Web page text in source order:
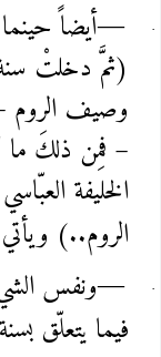
—
(ثمَّ دخلتْ سنة
وصيف الروم
– فمِن ذلكَ ما
الخليفة
الروم..) ويأتي
—
فيما يتعلّق بسنة 249هـ